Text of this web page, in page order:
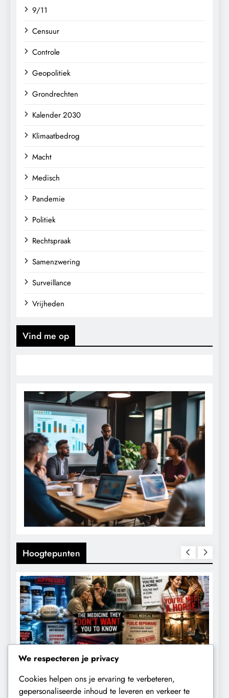
9/11
Censuur
Controle
Geopolitiek
Grondrechten
Kalender 2030
Klimaatbedrog
Macht
Medisch
Pandemie
Politiek
Rechtspraak
Samenzwering
Surveillance
Vrijheden
Vind me op
Hoogtepunten
CENSUUR CONTROLE
We respecteren je privacy
Cookies helpen ons je ervaring te verbeteren,
gepersonaliseerde inhoud te leveren en verkeer te